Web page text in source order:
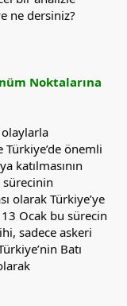
ne dersiniz?
Noktalarına
Türkiye’de önemli
katılmasının
sürecinin
olarak Türkiye’ye
Ocak bu sürecin
sadece askeri
Batı